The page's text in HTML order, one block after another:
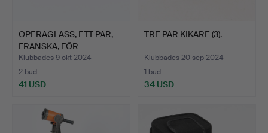
OPERAGLASS, ETT PAR,
FRANSKA, FÖR
DEBENHAM…
Klubbades 9 okt 2024
2 bud
41 USD
TRE PAR KIKARE (3).
Klubbades 20 sep 2024
1 bud
34 USD